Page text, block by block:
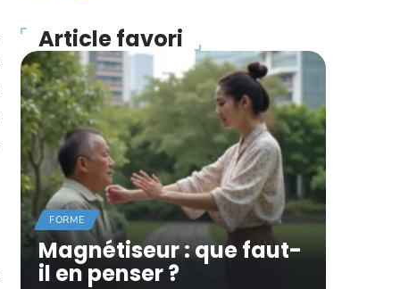
Article favori
FORME
Magnétiseur : que faut-
il en penser ?